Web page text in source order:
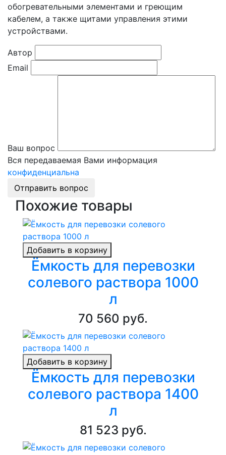
обогревательными элементами и греющим
кабелем, а также щитами управления этими
устройствами.
Автор
Email
Ваш вопрос
Вся передаваемая Вами информация
конфиденциальна
Отправить вопрос
Похожие товары
Добавить в корзину
Ёмкость для перевозки
солевого раствора 1000
л
70 560 руб.
Добавить в корзину
Ёмкость для перевозки
солевого раствора 1400
л
81 523 руб.